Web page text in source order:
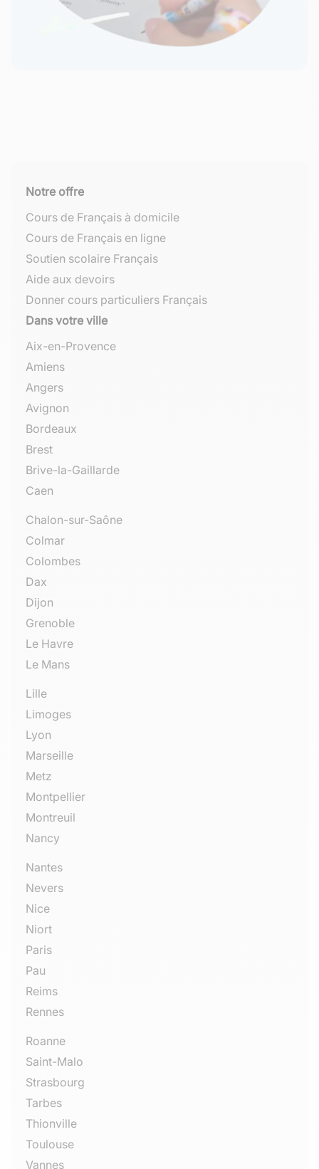
Notre offre
Cours de Français à domicile
Cours de Français en ligne
Soutien scolaire Français
Aide aux devoirs
Donner cours particuliers Français
Dans votre ville
Aix-en-Provence
Amiens
Angers
Avignon
Bordeaux
Brest
Brive-la-Gaillarde
Caen
Chalon-sur-Saône
Colmar
Colombes
Dax
Dijon
Grenoble
Le Havre
Le Mans
Lille
Limoges
Lyon
Marseille
Metz
Montpellier
Montreuil
Nancy
Nantes
Nevers
Nice
Niort
Paris
Pau
Reims
Rennes
Roanne
Saint-Malo
Strasbourg
Tarbes
Thionville
Toulouse
Vannes